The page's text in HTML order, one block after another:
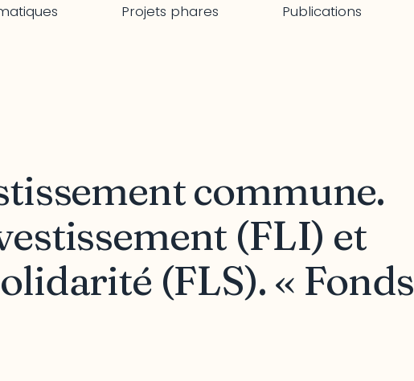
Projets phares Publications
commune.
(FLI) et
(FLS). « Fonds